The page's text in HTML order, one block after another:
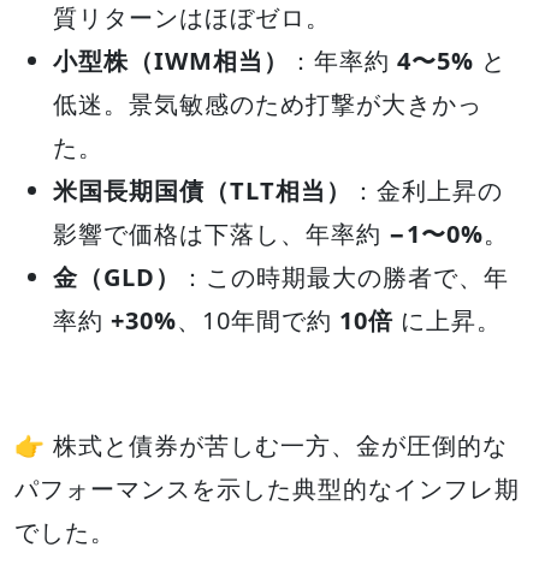
質リターンはほぼゼロ。
小型株（IWM相当）
：年率約 4〜5% と
低迷。景気敏感のため打撃が大きかっ
た。
米国長期国債（TLT相当）
：金利上昇の
影響で価格は下落し、年率約 −1〜0%。
金（GLD）
：この時期最大の勝者で、年
率約 +30%、10年間で約 10倍 に上昇。
👉 株式と債券が苦しむ一方、金が圧倒的な
パフォーマンスを示した典型的なインフレ期
でした。